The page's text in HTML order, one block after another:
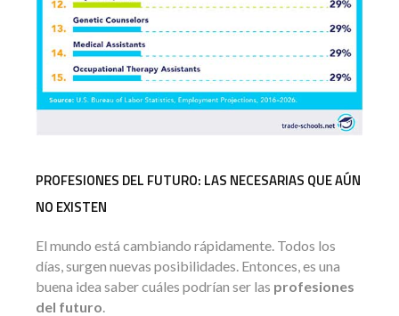
PROFESIONES DEL FUTURO: LAS NECESARIAS QUE AÚN
NO EXISTEN
El mundo está cambiando rápidamente. Todos los
días, surgen nuevas posibilidades. Entonces, es una
buena idea saber cuáles podrían ser las profesiones
del futuro